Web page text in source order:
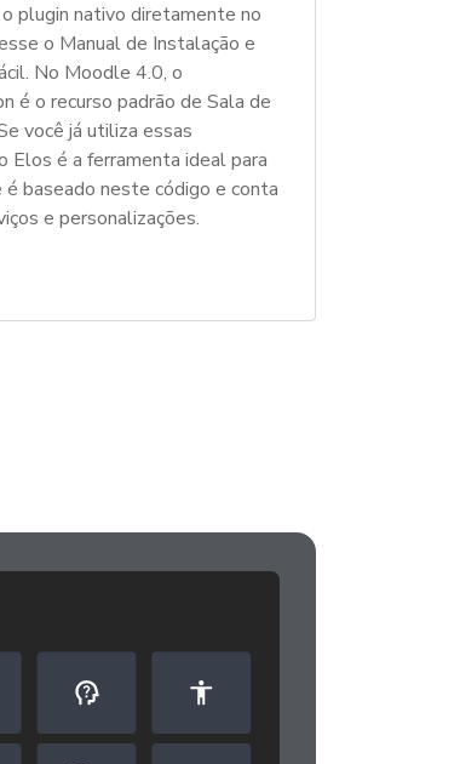
plugin nativo diretamente no
o Manual de Instalação e
No Moodle 4.0, o
é o recurso padrão de Sala de
você já utiliza essas
Elos é a ferramenta ideal para
é baseado neste código e conta
e personalizações.